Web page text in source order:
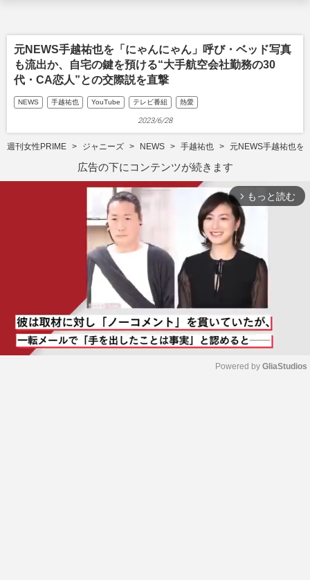
元NEWS手越祐也を「にゃんにゃん」呼び・ベッド写真
も流出か、自宅の鍵を預ける“大手航空会社勤務の30
代・CA恋人”との交際説を直撃
NEWS 手越祐也 YouTube テレビ番組 熱愛
2023/6/28
週刊女性PRIME ジャニーズ NEWS 手越祐也 元NEWS手越祐也を
広告の下にコンテンツが続きます
arrow_forward_ios もっと読む
Powered by GliaStudios